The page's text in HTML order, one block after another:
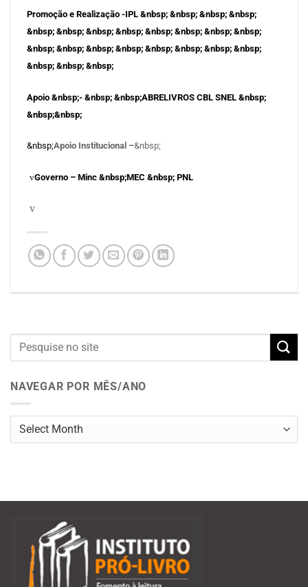
Promoção e Realização -IPL &nbsp; &nbsp; &nbsp; &nbsp;
&nbsp; &nbsp; &nbsp; &nbsp; &nbsp; &nbsp; &nbsp; &nbsp;
&nbsp; &nbsp; &nbsp; &nbsp; &nbsp; &nbsp; &nbsp; &nbsp;
&nbsp; &nbsp; &nbsp;
Apoio &nbsp;- &nbsp; &nbsp;ABRELIVROS CBL SNEL &nbsp;
&nbsp;&nbsp;
&nbsp;Apoio Institucional –&nbsp;
vGoverno – Minc &nbsp;MEC &nbsp; PNL
v
NAVEGAR POR MÊS/ANO
Navegar